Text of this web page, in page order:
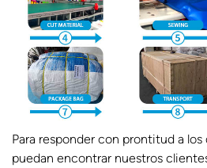
Para responder con prontitud a
puedan encontrar nuestros